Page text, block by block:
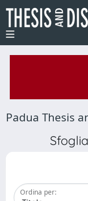
Padua Thesis
Ordina per: